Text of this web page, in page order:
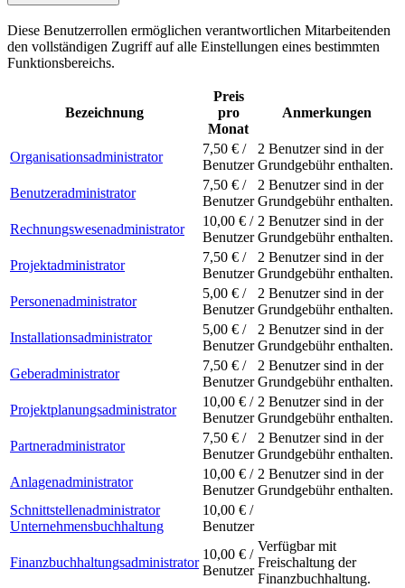
Diese Benutzerrollen ermöglichen verantwortlichen Mitarbeitenden
den vollständigen Zugriff auf alle Einstellungen eines bestimmten
Funktionsbereichs.
Bezeichnung
Preis
pro
Monat
Anmerkungen
Organisationsadministrator
7,50 € /
Benutzer
2 Benutzer sind in der
Grundgebühr enthalten.
Benutzeradministrator
7,50 € /
Benutzer
2 Benutzer sind in der
Grundgebühr enthalten.
Rechnungswesenadministrator
10,00 € /
Benutzer
2 Benutzer sind in der
Grundgebühr enthalten.
Projektadministrator
7,50 € /
Benutzer
2 Benutzer sind in der
Grundgebühr enthalten.
Personenadministrator
5,00 € /
Benutzer
2 Benutzer sind in der
Grundgebühr enthalten.
Installationsadministrator
5,00 € /
Benutzer
2 Benutzer sind in der
Grundgebühr enthalten.
Geberadministrator
7,50 € /
Benutzer
2 Benutzer sind in der
Grundgebühr enthalten.
Projektplanungsadministrator
10,00 € /
Benutzer
2 Benutzer sind in der
Grundgebühr enthalten.
Partneradministrator
7,50 € /
Benutzer
2 Benutzer sind in der
Grundgebühr enthalten.
Anlagenadministrator
10,00 € /
Benutzer
2 Benutzer sind in der
Grundgebühr enthalten.
Schnittstellenadministrator
Unternehmensbuchhaltung
10,00 € /
Benutzer
Finanzbuchhaltungsadministrator
10,00 € /
Benutzer
Verfügbar mit
Freischaltung der
Finanzbuchhaltung.